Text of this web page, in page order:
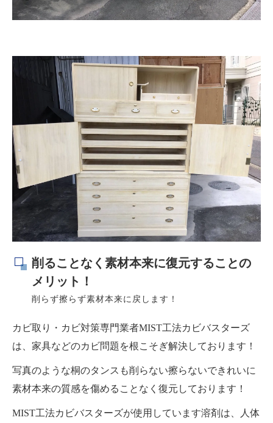
削ることなく素材本来に復元することの
メリット！
削らず擦らず素材本来に戻します！
カビ取り・カビ対策専門業者MIST工法カビバスターズ
は、家具などのカビ問題を根こそぎ解決しております！
写真のような桐のタンスも削らない擦らないできれいに
素材本来の質感を傷めることなく復元しております！
MIST工法カビバスターズが使用しています溶剤は、人体